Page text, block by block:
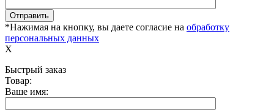
*Нажимая на кнопку, вы даете согласие на обработку
персональных данных
X
Быстрый заказ
Товар:
Ваше имя: